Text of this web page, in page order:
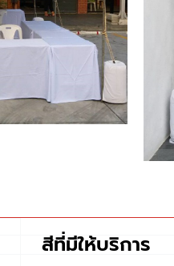
สีที่มีให้บริการ